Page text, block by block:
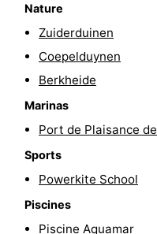
Faire
vélo
Équitation
Surfen
Peche
Sportive
Equitation
Boire
Nature
Zuiderduinen
Coepelduynen
Berkheide
Marinas
Port de Plaisance
Sports
Powerkite School
Piscines
Piscine Aquamar